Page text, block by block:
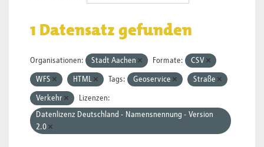
1 Datensatz gefunden
Organisationen: Stadt Aachen Formate: CSV
WFS HTML Tags: Geoservice Straße
Verkehr
Lizenzen:
Datenlizenz Deutschland - Namensnennung - Version
2.0